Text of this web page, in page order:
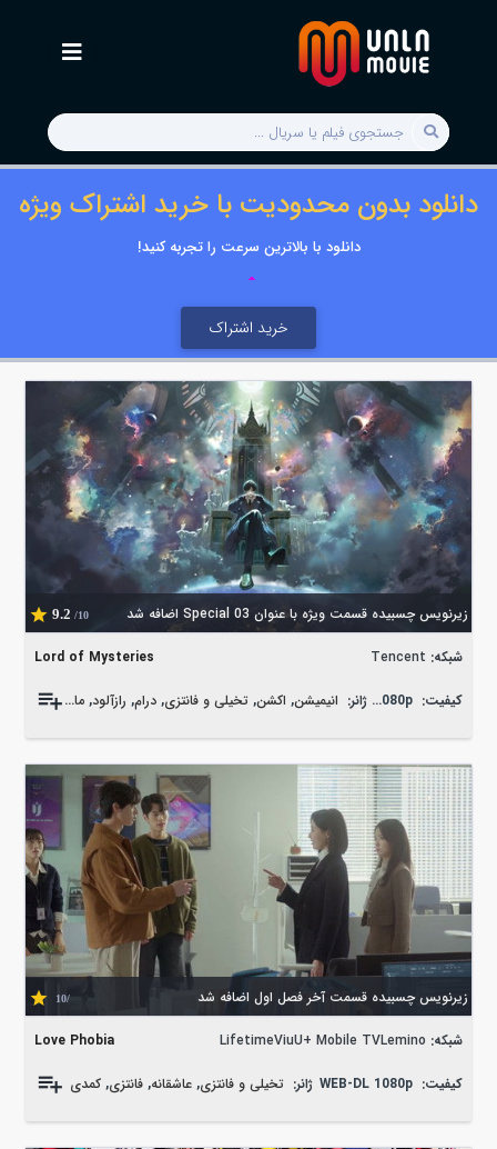
دانلود بدون محدودیت با خرید اشتراک ویژه
دانلود با بالاترین سرعت را تجربه کنید!
خرید اشتراک
زیرنویس چسبیده قسمت ویژه با عنوان Special 03 اضافه شد 9.2 /10
Lord of Mysteries شبکه: Tencent
کیفیت: WEB-DL 1080p ژانر: انیمیشن, اکشن, تخیلی و فانتزی, درام, رازآلود, ماجراجویی
زیرنویس چسبیده قسمت آخر فصل اول اضافه شد /10
Love Phobia شبکه: LifetimeViuU+ Mobile TVLemino
کیفیت: WEB-DL 1080p ژانر: تخیلی و فانتزی,عاشقانه,فانتزی,کمدی